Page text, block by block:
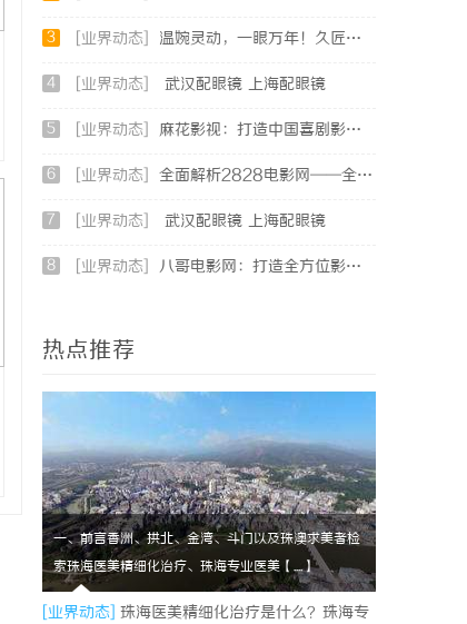
3 [业界动态] 温婉灵动，一眼万年！久匠量身定制的眉眼唇，才是你整张脸的点睛之笔！淡颜系女生的气质加分项
4 [业界动态] 武汉配眼镜 上海配眼镜
5 [业界动态] 麻花影视：打造中国喜剧影视新高地的创新典范
6 [业界动态] 全面解析2828电影网——全方位提升你的观影体验平台
7 [业界动态] 武汉配眼镜 上海配眼镜
8 [业界动态] 八哥电影网：打造全方位影视娱乐新体验的平台解析
热点推荐
一、前言香洲、拱北、金湾、斗门以及珠澳求美者检
索珠海医美精细化治疗、珠海专业医美【....】
[业界动态] 珠海医美精细化治疗是什么？珠海专